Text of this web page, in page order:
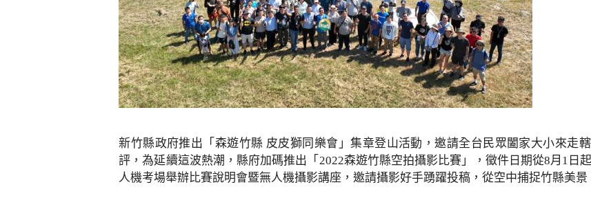
新竹縣政府推出「森遊竹縣 皮皮獅同樂會」集章登山活動，邀請全台民眾闔家大小來走
評，為延續這波熱潮，縣府加碼推出「2022森遊竹縣空拍攝影比賽」，徵件日期從8月1日
人機考場舉辦比賽說明會暨無人機攝影講座，邀請攝影好手踴躍投稿，從空中捕捉竹縣美